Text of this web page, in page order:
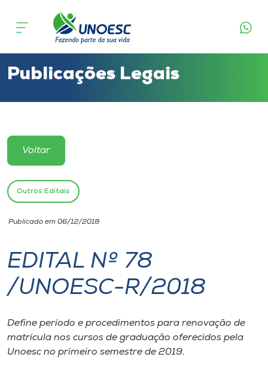
Cursos
Atendimento ao Estudante
Portal de Ensino
Unoesc
Internacionalização
I.nova
Diplomados
Publicações Legais
Voltar
Outros Editais
Publicado em 06/12/2018
EDITAL Nº 78
/UNOESC-R/2018
Define período e procedimentos para renovação de
matrícula nos cursos de graduação oferecidos pela
Unoesc no primeiro semestre de 2019.